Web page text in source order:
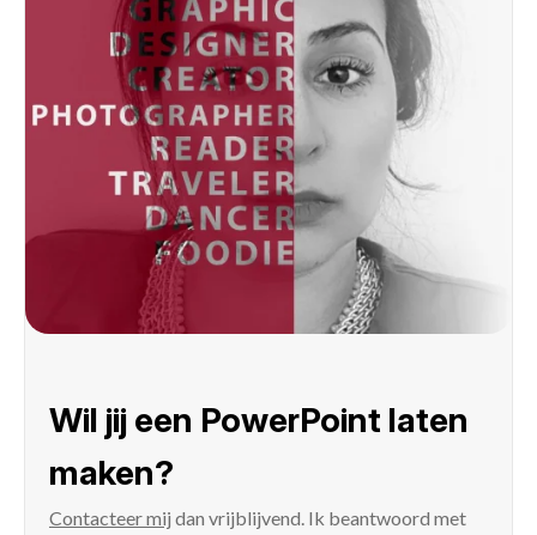
Wil jij een PowerPoint laten
maken?
Contacteer mij dan vrijblijvend. Ik beantwoord met